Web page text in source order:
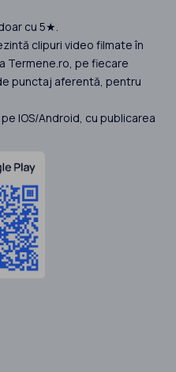
cu 5★.
clipuri video filmate în
Termene.ro, pe fiecare
punctaj aferentă, pentru
IOS/Android, cu publicarea